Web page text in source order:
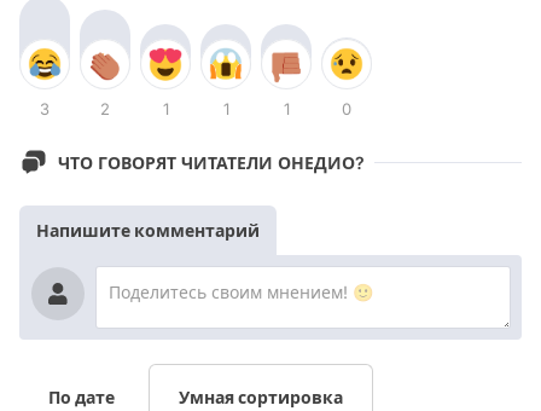
3 2 1 1 1 0
ЧТО ГОВОРЯТ ЧИТАТЕЛИ ОНЕДИО?
Напишите комментарий
По дате Умная сортировка